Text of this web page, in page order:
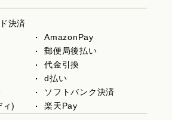
決済
AmazonPay
郵便局後払い
代金引換
d払い
ソフトバンク決済
ィ)
楽天Pay